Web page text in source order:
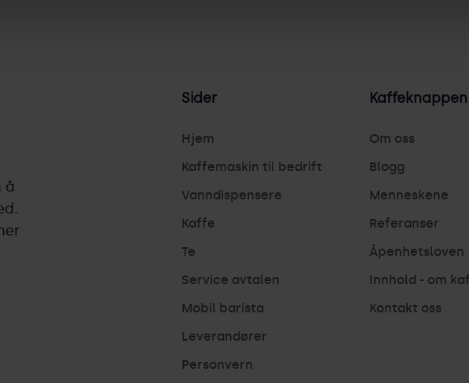
å
Sider
Hjem
Kaffemaskin til bedrift
Vanndispensere
Kaffe
Te
Service avtalen
Mobil barista
Leverandører
Personvern
Kaffeknappen
Om oss
Blogg
Menneskene
Referanser
Åpenhetsloven
Innhold - om
Kontakt oss